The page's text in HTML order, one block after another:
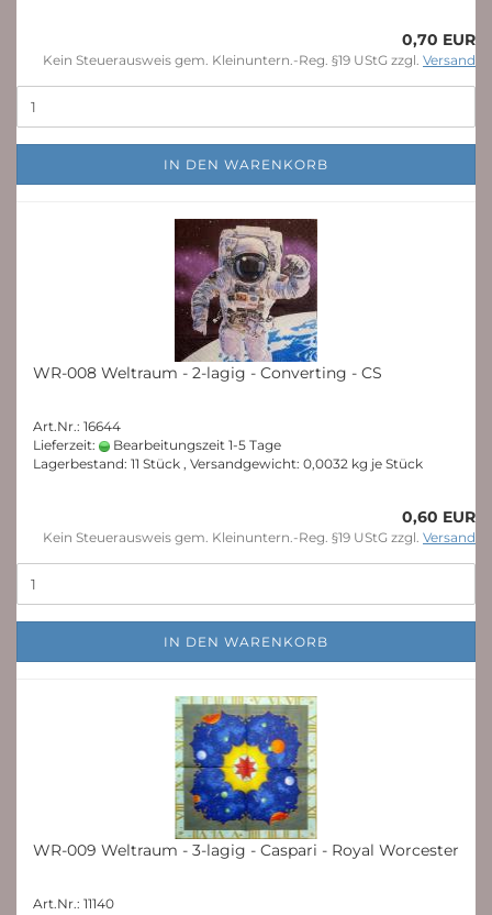
0,70 EUR
Kein Steuerausweis gem. Kleinuntern.-Reg. §19 UStG zzgl. Versand
IN DEN WARENKORB
WR-008 Weltraum - 2-lagig - Converting - CS
Art.Nr.: 16644
Lieferzeit:
Bearbeitungszeit 1-5 Tage
Lagerbestand: 11 Stück , Versandgewicht: 0,0032 kg je Stück
0,60 EUR
Kein Steuerausweis gem. Kleinuntern.-Reg. §19 UStG zzgl. Versand
IN DEN WARENKORB
WR-009 Weltraum - 3-lagig - Caspari - Royal Worcester
Art.Nr.: 11140